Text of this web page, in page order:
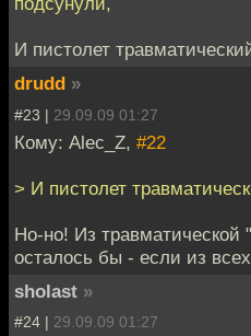
И пистолет
drudd »
#23 | 29.09.09 01:27
Кому: Alec_Z, #22
> И пистолет
Но-но! Из травматической
осталось бы - если из
sholast »
#24 | 29.09.09 01:27